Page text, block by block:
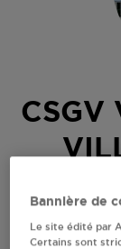
CSGV
Bannière de
Le site édité par
Certains sont